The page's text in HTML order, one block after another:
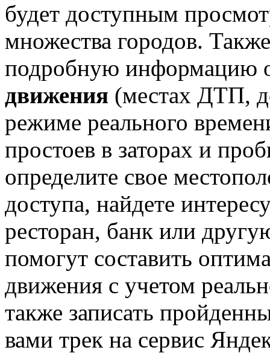
будет доступным
множества городов.
подробную информацию
движения (местах ДТП,
режиме реального
простоев в заторах и
определите свое
доступа, найдете
ресторан, банк или
помогут составить
движения с учетом
также записать
вами трек на сервис